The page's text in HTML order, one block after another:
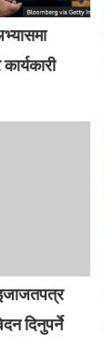
दिनुपर्ने